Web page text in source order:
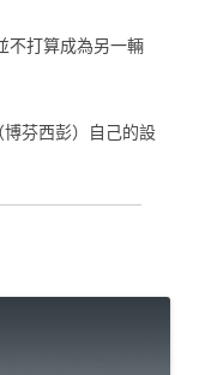
不打算成為另一輛
芬西彭）自己的設